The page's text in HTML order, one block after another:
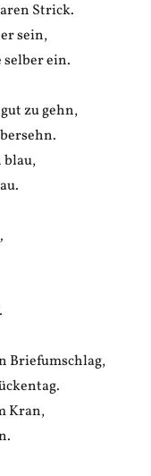
Strick.
sein,
ein.
zu gehn,
blau,
Briefumschlag,
Kran,